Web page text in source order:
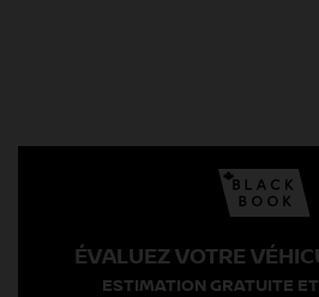
ÉVALUEZ VOTRE
ESTIMATION GRATUITE